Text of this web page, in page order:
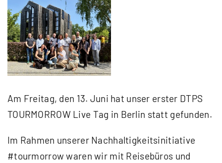
Zeige
grösseres
Bild
Am Freitag, den 13. Juni hat unser erster DTPS
TOURMORROW Live Tag in Berlin statt gefunden.
Im Rahmen unserer Nachhaltigkeitsinitiative
#tourmorrow waren wir mit Reisebüros und